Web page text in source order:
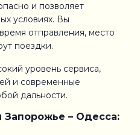
и позволяет
условиях. Вы
отправления, место
поездки.
уровень сервиса,
и современные
дальности.
– Одесса: